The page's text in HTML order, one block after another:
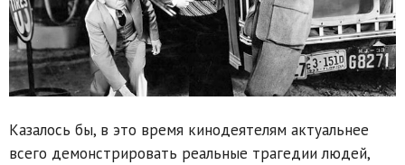
Казалось бы, в это время кинодеятелям актуальнее
всего демонстрировать реальные трагедии людей,